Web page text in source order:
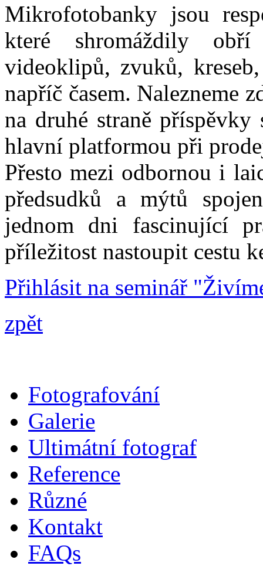
Mikrofotobanky jsou
které shromáždily
videoklipů, zvuků,
napříč časem. Nalezneme
na druhé straně
hlavní platformou při
Přesto mezi odbornou i
předsudků a mýtů
jednom dni fascinující
příležitost nastoupit cestu
Přihlásit na seminář
zpět
Fotografování
Galerie
Ultimátní fotograf
Reference
Různé
Kontakt
FAQs